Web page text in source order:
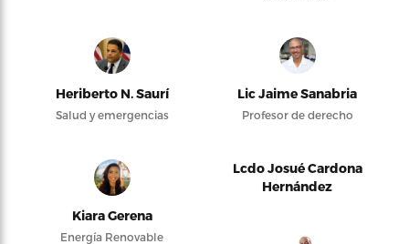
Heriberto N. Saurí
Salud y emergencias
Lic Jaime Sanabria
Profesor de derecho
Kiara Gerena
Energía Renovable
Lcdo Josué Cardona
Hernández